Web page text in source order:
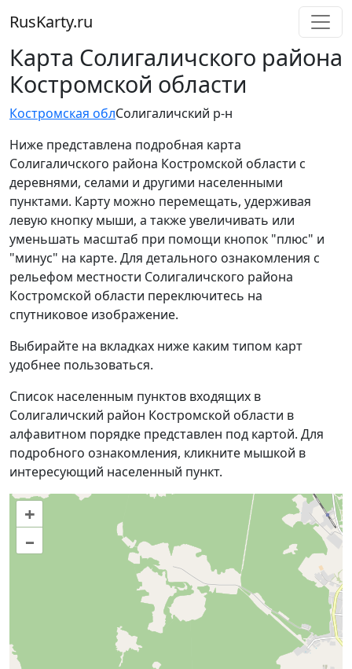
RusKarty.ru
Карта Солигаличского района
Костромской области
Костромская облСолигаличский р-н
Ниже представлена подробная карта
Солигаличского района Костромской области с
деревнями, селами и другими населенными
пунктами. Карту можно перемещать, удерживая
левую кнопку мыши, а также увеличивать или
уменьшать масштаб при помощи кнопок "плюс" и
"минус" на карте. Для детального ознакомления с
рельефом местности Солигаличского района
Костромской области переключитесь на
спутниковое изображение.
Выбирайте на вкладках ниже каким типом карт
удобнее пользоваться.
Список населенным пунктов входящих в
Солигаличский район Костромской области в
алфавитном порядке представлен под картой. Для
подробного ознакомления, кликните мышкой в
интересующий населенный пункт.
+
–